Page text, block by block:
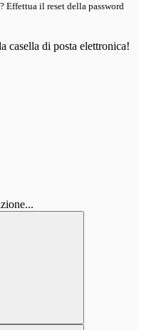
Effettua il reset della password
casella di posta elettronica!